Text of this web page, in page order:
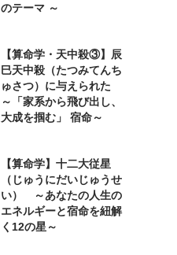
のテーマ ～
【算命学・天中殺③】辰
巳天中殺（たつみてんち
ゅさつ）に与えられた
～「家系から飛び出し、
大成を掴む」 宿命～
【算命学】十二大従星
（じゅうにだいじゅうせ
い） ～あなたの人生の
エネルギーと宿命を紐解
く12の星～